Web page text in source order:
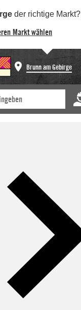
der richtige Markt?
Markt wählen
Brunn am Gebirge